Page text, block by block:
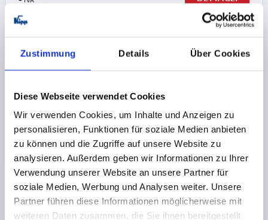
Zustimmung Details Über Cookies
Diese Webseite verwendet Cookies
Wir verwenden Cookies, um Inhalte und Anzeigen zu
personalisieren, Funktionen für soziale Medien anbieten
zu können und die Zugriffe auf unsere Website zu
analysieren. Außerdem geben wir Informationen zu Ihrer
Verwendung unserer Website an unsere Partner für
soziale Medien, Werbung und Analysen weiter. Unsere
Partner führen diese Informationen möglicherweise mit
weiteren Daten zusammen, die Sie ihnen bereitgestellt
CONNETTORI PER TUBI RACCORDO A CROCE
ALLUMINIO, PER TUBI SEZIONE ROTONDA,
COMP:ACCIAIO, A=40,2, B=40,2
DIAMETRO INTERNO=40,2
DIAMETRO INTERNO=40,2
C=50
D=60 E=60 G=61 H=75 K=75 L=111
M=61